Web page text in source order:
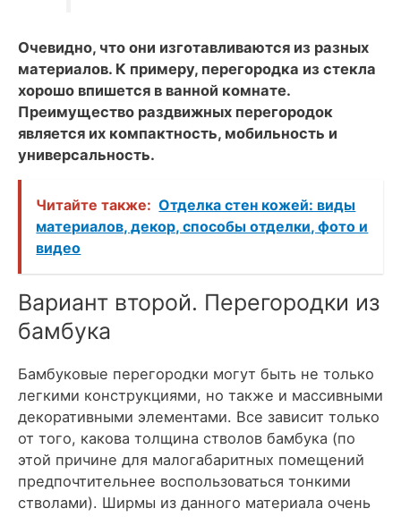
Очевидно, что они изготавливаются из разных
материалов. К примеру, перегородка из стекла
хорошо впишется в ванной комнате.
Преимущество раздвижных перегородок
является их компактность, мобильность и
универсальность.
Читайте также: Отделка стен кожей: виды
материалов, декор, способы отделки, фото и
видео
Вариант второй. Перегородки из
бамбука
Бамбуковые перегородки могут быть не только
легкими конструкциями, но также и массивными
декоративными элементами. Все зависит только
от того, какова толщина стволов бамбука (по
этой причине для малогабаритных помещений
предпочтительнее воспользоваться тонкими
стволами). Ширмы из данного материала очень